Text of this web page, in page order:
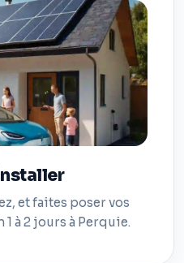
et faites poser vos
à 2 jours à Perquie.